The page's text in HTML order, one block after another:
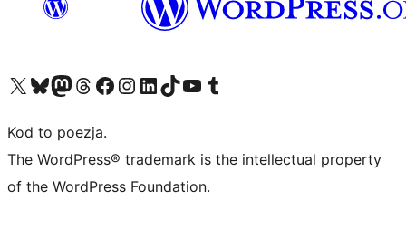
Odwiedź nasze konto X (dawniej Twitter)
Odwiedź nasze konto Bluesky
Odwiedź nasze konto na Mastodoncie
Odwiedź naszego Threadsa
Odwiedź naszego Facebooka
Odwiedź nasze konto na Instagramie
Odwiedź nasze konto na LinkedIn
Odwiedź naszego TikToka
Odwiedź nasz kanał YouTube
Odwiedź naszego Tumblra
Kod to poezja.
The WordPress® trademark is the intellectual property
of the WordPress Foundation.